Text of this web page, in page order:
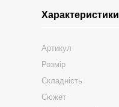
Характеристики
Артикул
Розмір
Складність
Сюжет